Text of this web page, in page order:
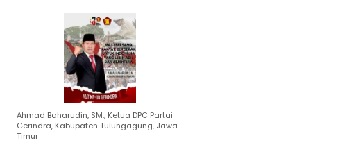
Ahmad Baharudin, SM., Ketua DPC Partai
Gerindra, Kabupaten Tulungagung, Jawa
Timur